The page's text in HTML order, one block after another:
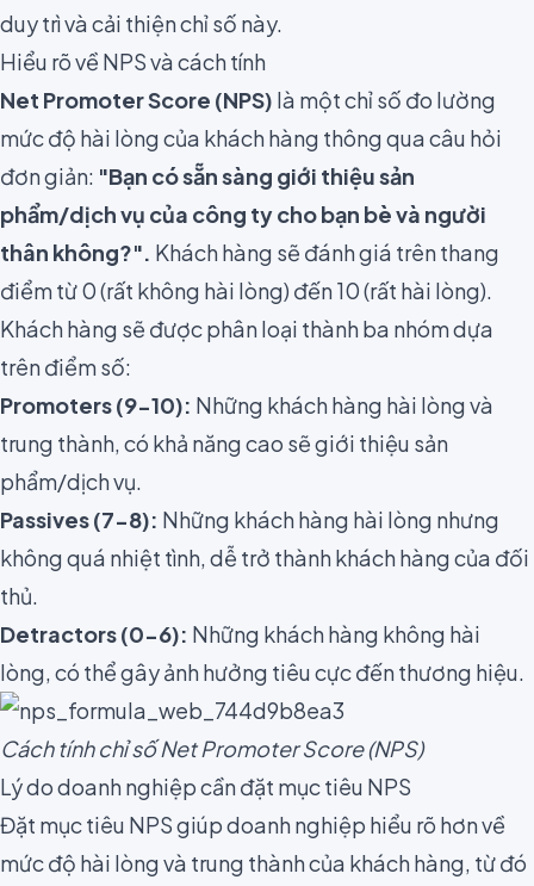
duy trì và cải thiện chỉ số này.
Hiểu rõ về NPS và cách tính
Net Promoter Score (NPS) là một chỉ số đo lường
mức độ hài lòng của khách hàng thông qua câu hỏi
đơn giản: "Bạn có sẵn sàng giới thiệu sản
phẩm/dịch vụ của công ty cho bạn bè và người
thân không?". Khách hàng sẽ đánh giá trên thang
điểm từ 0 (rất không hài lòng) đến 10 (rất hài lòng).
Khách hàng sẽ được phân loại thành ba nhóm dựa
trên điểm số:
Promoters (9-10): Những khách hàng hài lòng và
trung thành, có khả năng cao sẽ giới thiệu sản
phẩm/dịch vụ.
Passives (7-8): Những khách hàng hài lòng nhưng
không quá nhiệt tình, dễ trở thành khách hàng của đối
thủ.
Detractors (0-6): Những khách hàng không hài
lòng, có thể gây ảnh hưởng tiêu cực đến thương hiệu.
Cách tính chỉ số Net Promoter Score (NPS)
Lý do doanh nghiệp cần đặt mục tiêu NPS
Đặt mục tiêu NPS giúp doanh nghiệp hiểu rõ hơn về
mức độ hài lòng và trung thành của khách hàng, từ đó